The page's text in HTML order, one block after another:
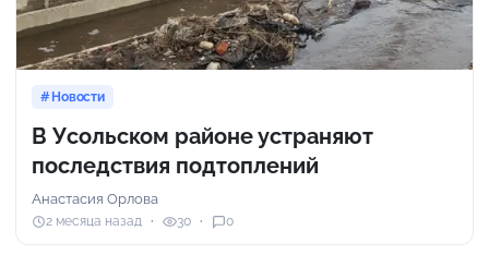
Новости
В Усольском районе устраняют
последствия подтоплений
Анастасия Орлова
2 месяца назад 30 0